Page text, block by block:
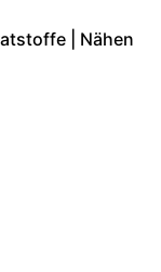
| Nähen